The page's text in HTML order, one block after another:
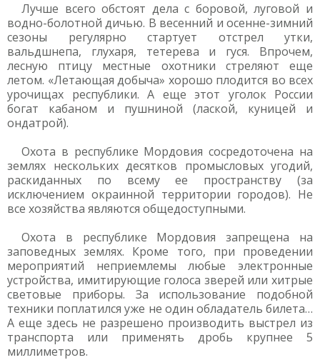
Лучше всего обстоят дела с боровой, луговой и
водно-болотной дичью. В весенний и осенне-зимний
сезоны регулярно стартует отстрел утки,
вальдшнепа, глухаря, тетерева и гуся. Впрочем,
лесную птицу местные охотники стреляют еще
летом. «Летающая добыча» хорошо плодится во всех
урочищах республики. А еще этот уголок России
богат кабаном и пушниной (лаской, куницей и
ондатрой).
Охота в республике Мордовия сосредоточена на
землях нескольких десятков промысловых угодий,
раскиданных по всему ее пространству (за
исключением окраинной территории городов). Не
все хозяйства являются общедоступными.
Охота в республике Мордовия запрещена на
заповедных землях. Кроме того, при проведении
мероприятий неприемлемы любые электронные
устройства, имитирующие голоса зверей или хитрые
световые приборы. За использование подобной
техники поплатился уже не один обладатель билета…
А еще здесь не разрешено производить выстрел из
транспорта или применять дробь крупнее 5
миллиметров.